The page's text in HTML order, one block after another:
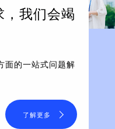
我们会竭
面的一站式问题解
了解更多